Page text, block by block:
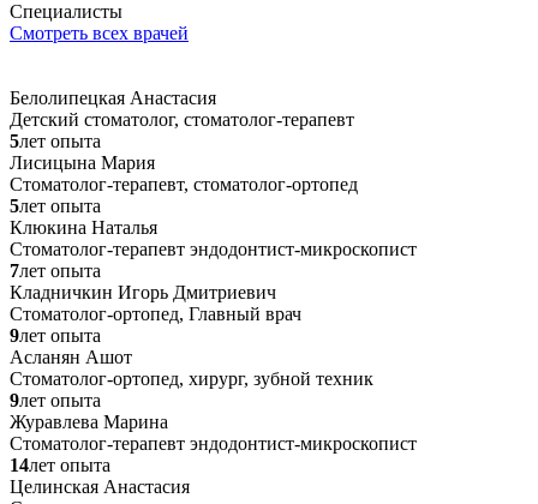
Специалисты
Смотреть всех врачей
Белолипецкая Анастасия
Детский стоматолог, стоматолог-терапевт
5лет опыта
Лисицына Мария
Стоматолог-терапевт, стоматолог-ортопед
5лет опыта
Клюкина Наталья
Стоматолог-терапевт эндодонтист-микроскопист
7лет опыта
Кладничкин Игорь Дмитриевич
Стоматолог-ортопед, Главный врач
9лет опыта
Асланян Ашот
Стоматолог-ортопед, хирург, зубной техник
9лет опыта
Журавлева Марина
Стоматолог-терапевт эндодонтист-микроскопист
14лет опыта
Целинская Анастасия